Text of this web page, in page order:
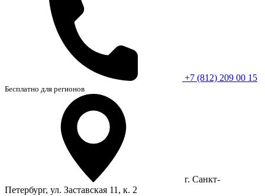
+7 (812) 209 00 15
Бесплатно для регионов
г. Санкт-
Петербург, ул. Заставская 11, к. 2